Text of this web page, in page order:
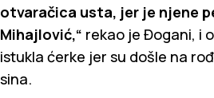
otvaračica usta, jer je njene
Mihajlović,“ rekao je Đogani, i
istukla ćerke jer su došle na
sina.